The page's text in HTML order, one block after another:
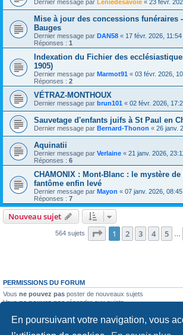
En poursuivant votre navigation, vous
Dernier message par Leniedesavoie « 23 févr.
Mise à jour des concessions funéraires
Bauges
Dernier message par DAN58 « 17 févr. 2026, 11:54
Réponses : 1
Indexation du Fichier des
1905)
Dernier message par Marmot91 « 03 févr. 2026,
Réponses : 2
VÉTRAZ-MONTHOUX
Dernier message par brun101 « 02 févr. 2026,
Sauvetage d'enfants juifs à St Paul en
Dernier message par Bernard-Thonon « 26 janv.
Aquinatii
Dernier message par Verlaine « 21 janv. 2026,
Réponses : 6
CHAMONIX : Mont-Blanc : le mystère de
fantôme enfin levé
Dernier message par Mayon « 07 janv. 2026, 08:45
Réponses : 7
Nouveau sujet
564 sujets Page 1sur23
1 2 3 4 5
PERMISSIONS DU FORUM
Vous ne pouvez pas poster de nouveaux sujets
Vousne pouvez pasrépondre aux sujets
Vousne pouvez passupprimer vos messages
ne pouvez pas joindre des fichiers